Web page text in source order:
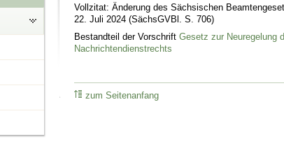
Vollzitat: Änderung des Sächsischen
22. Juli 2024 (SächsGVBl. S. 706)
Bestandteil der VorschriftGesetz zur Neuregelung
Nachrichtendienstrechts
zum Seitenanfang